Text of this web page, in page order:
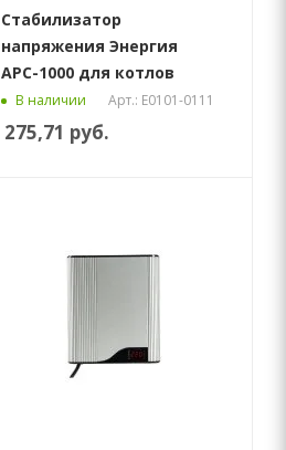
Стабилизатор
напряжения Энергия
АРС-1000 для котлов
В наличии Арт.: Е0101-0111
275,71 руб.